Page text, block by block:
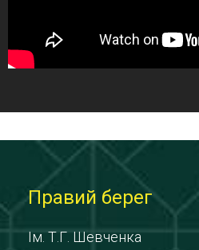
Правий берег
Ім. Т.Г. Шевченка